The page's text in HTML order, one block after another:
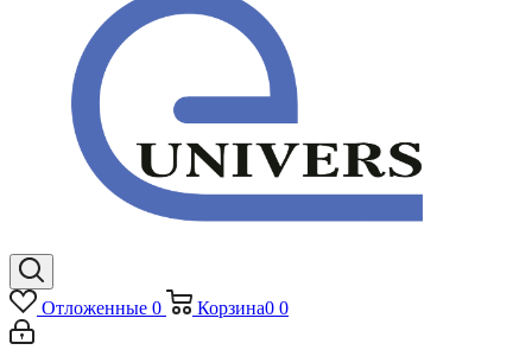
Отложенные 0 Корзина0 0